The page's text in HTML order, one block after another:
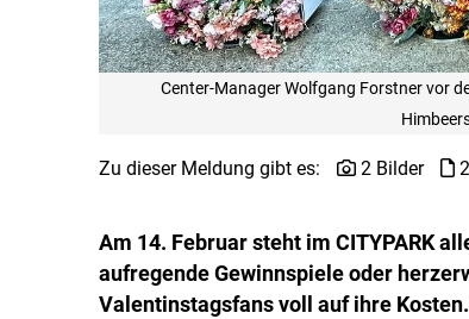
Center-Manager Wolfgang Forstner vor
Zu dieser Meldung gibt es: 2 Bilder
Am 14. Februar steht im CITYPARK
aufregende Gewinnspiele oder
Valentinstagsfans voll auf ihre